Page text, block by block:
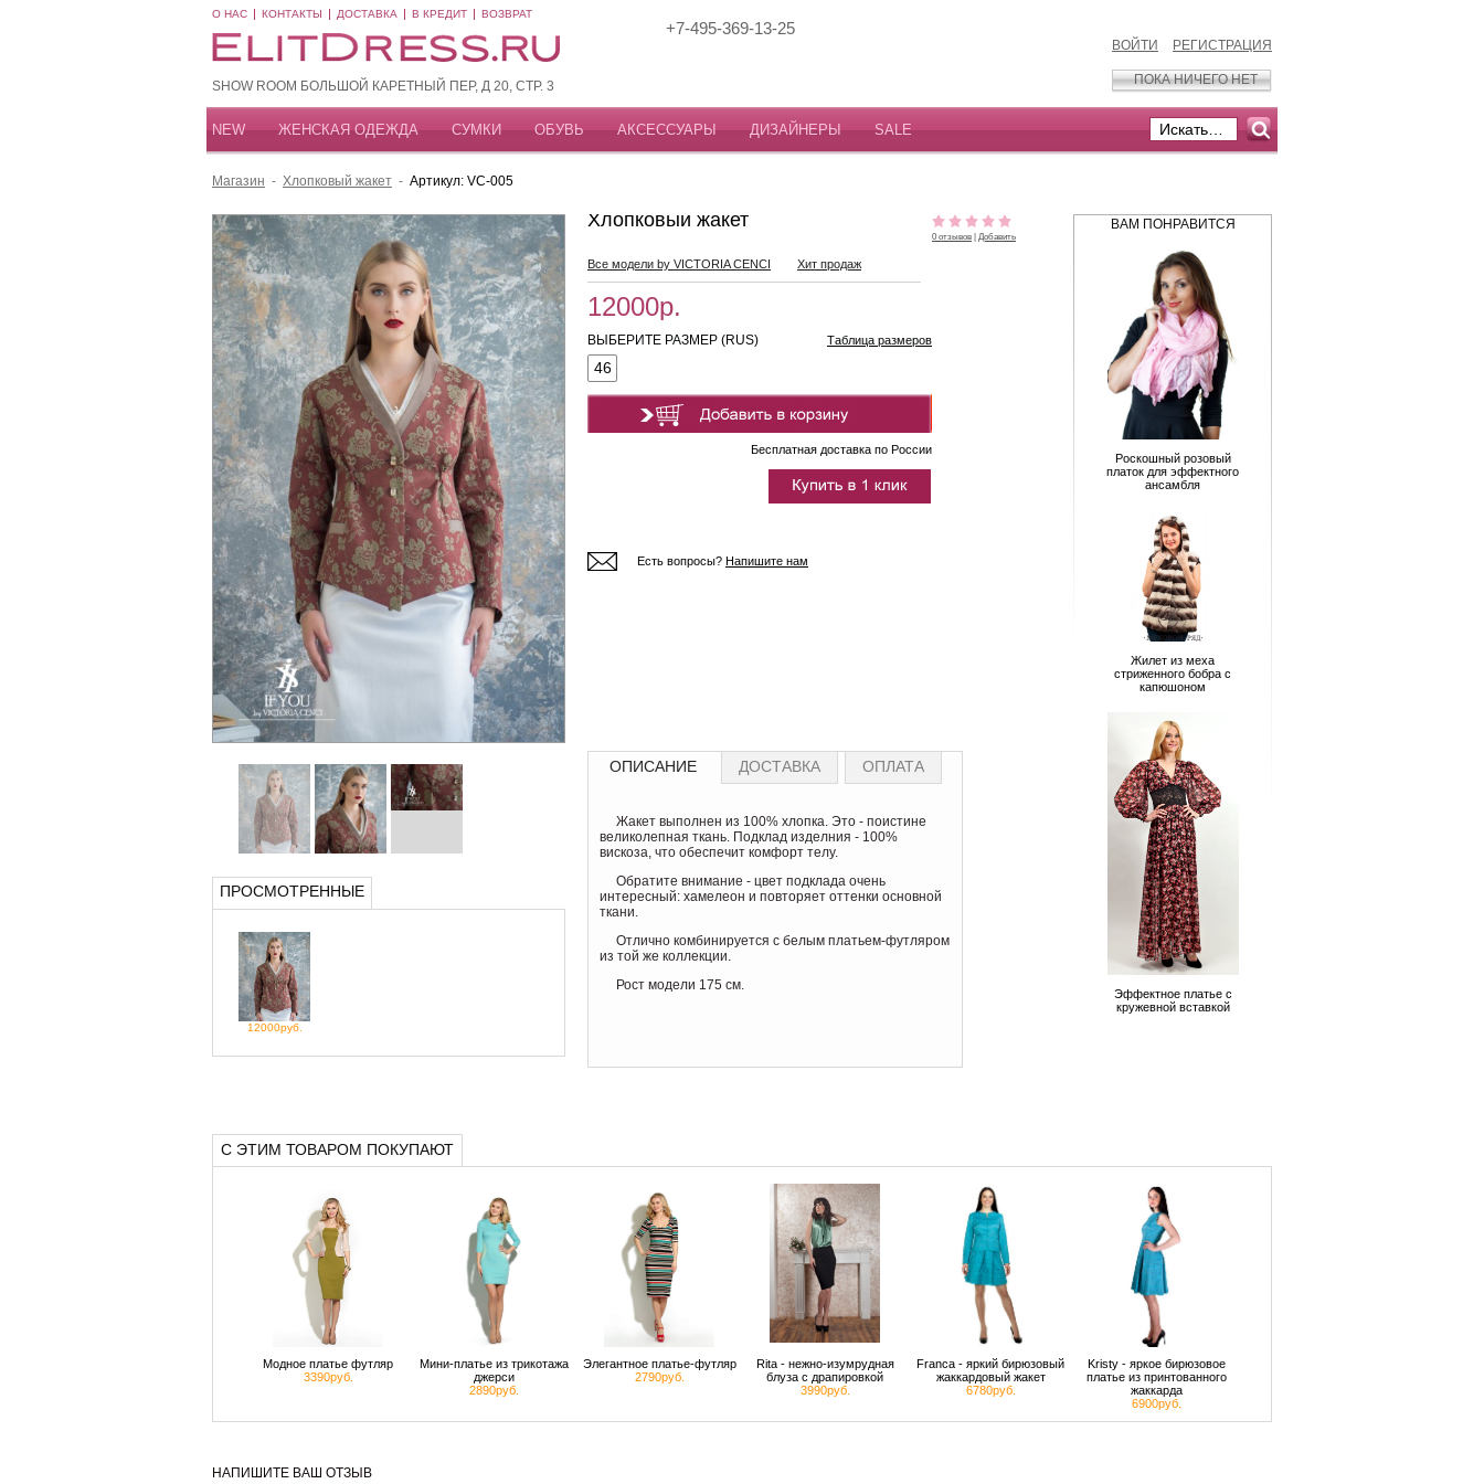
О НАС КОНТАКТЫ ДОСТАВКА В КРЕДИТ ВОЗВРАТ
SHOW ROOM БОЛЬШОЙ КАРЕТНЫЙ ПЕР, Д 20, СТР. 3
+7-495-369-13-25
ВОЙТИ РЕГИСТРАЦИЯ
ПОКА НИЧЕГО НЕТ
NEW ЖЕНСКАЯ ОДЕЖДА СУМКИ ОБУВЬ АКСЕССУАРЫ ДИЗАЙНЕРЫ SALE
Магазин - Хлопковый жакет - Артикул: VC-005
ПРОСМОТРЕННЫЕ
12000руб.
ВАМ ПОНРАВИТСЯ
Роскошный розовый
платок для эффектного
ансамбля
Жилет из меха
стриженного бобра с
капюшоном
Эффектное платье с
кружевной вставкой
0 отзывов Добавить
Хлопковый жакет
Все модели by VICTORIA CENCI Хит продаж
12000р.
ВЫБЕРИТЕ РАЗМЕР (RUS) Таблица размеров
46
Бесплатная доставка по России
Есть вопросы? Напишите нам
ОПИСАНИЕ ДОСТАВКА ОПЛАТА
Жакет выполнен из 100% хлопка. Это - поистине
великолепная ткань. Подклад изделния - 100%
вискоза, что обеспечит комфорт телу.
Обратите внимание - цвет подклада очень
интересный: хамелеон и повторяет оттенки основной
ткани.
Отлично комбинируется с белым платьем-футляром
из той же коллекции.
Рост модели 175 см.
С ЭТИМ ТОВАРОМ ПОКУПАЮТ
Модное платье футляр
3390руб.
Мини-платье из трикотажа
джерси
2890руб.
Элегантное платье-футляр
2790руб.
Rita - нежно-изумрудная
блуза с драпировкой
3990руб.
Franca - яркий бирюзовый
жаккардовый жакет
6780руб.
Kristy - яркое бирюзовое
платье из принтованного
жаккарда
6900руб.
НАПИШИТЕ ВАШ ОТЗЫВ